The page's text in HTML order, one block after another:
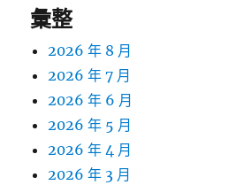
彙整
2026 年 8 月
2026 年 7 月
2026 年 6 月
2026 年 5 月
2026 年 4 月
2026 年 3 月